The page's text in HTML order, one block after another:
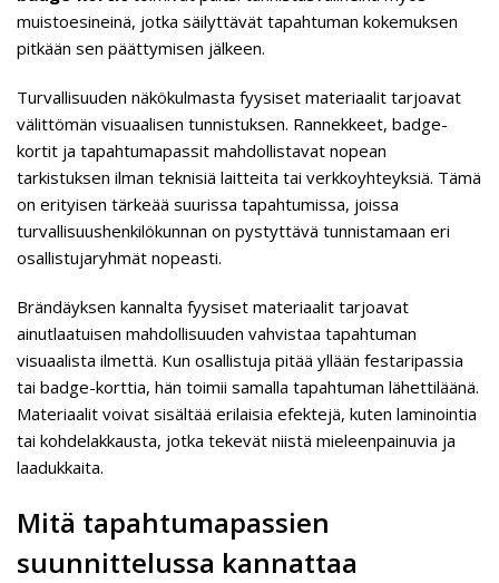
muistoesineinä, jotka säilyttävät tapahtuman kokemuksen
pitkään sen päättymisen jälkeen.
Turvallisuuden näkökulmasta fyysiset materiaalit tarjoavat
välittömän visuaalisen tunnistuksen. Rannekkeet, badge-
kortit ja tapahtumapassit mahdollistavat nopean
tarkistuksen ilman teknisiä laitteita tai verkkoyhteyksiä. Tämä
on erityisen tärkeää suurissa tapahtumissa, joissa
turvallisuushenkilökunnan on pystyttävä tunnistamaan eri
osallistujaryhmät nopeasti.
Brändäyksen kannalta fyysiset materiaalit tarjoavat
ainutlaatuisen mahdollisuuden vahvistaa tapahtuman
visuaalista ilmettä. Kun osallistuja pitää yllään festaripassia
tai badge-korttia, hän toimii samalla tapahtuman lähettiläänä.
Materiaalit voivat sisältää erilaisia efektejä, kuten laminointia
tai kohdelakkausta, jotka tekevät niistä mieleenpainuvia ja
laadukkaita.
Mitä tapahtumapassien
suunnittelussa kannattaa